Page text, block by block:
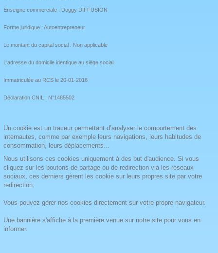
Enseigne commerciale : Doggy DIFFUSION
Forme juridique : Autoentrepreneur
Le montant du capital social : Non applicable
L'adresse du domicile identique au siège social
Immatriculée au RCS le 20-01-2016
Déclaration CNIL : N°1485502
Un cookie est un traceur permettant d’analyser le comportement des
internautes, comme par exemple leurs navigations, leurs habitudes de
consommation, leurs déplacements…
Nous utilisons ces cookies uniquement à des but d'audience. Si vous
cliquez sur les boutons de partage ou de redirection via les réseaux
sociaux, ces derniers gèrent les cookie sur leurs propres site par votre
redirection.
Vous pouvez gérer nos cookies directement sur votre propre navigateur.
Une bannière s'affiche à la première venue sur notre site pour vous en
informer.